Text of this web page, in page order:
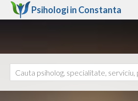
Psihologi in Constanta
Ajutor